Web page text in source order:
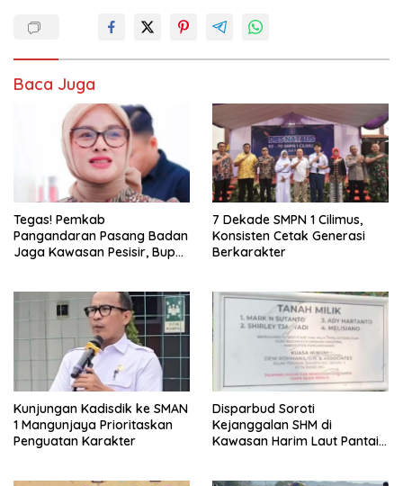
Baca Juga
Tegas! Pemkab
Pangandaran Pasang Badan
Jaga Kawasan Pesisir, Bupati
7 Dekade SMPN 1 Cilimus,
Konsisten Cetak Generasi
Berkarakter
Kunjungan Kadisdik ke SMAN
1 Mangunjaya Prioritaskan
Penguatan Karakter
Disparbud Soroti
Kejanggalan SHM di
Kawasan Harim Laut Pantai